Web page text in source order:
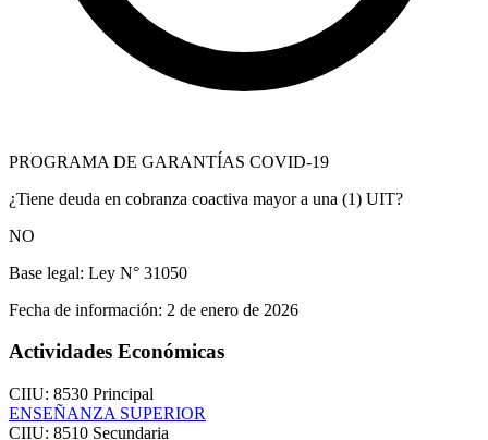
PROGRAMA DE GARANTÍAS COVID-19
¿Tiene deuda en cobranza coactiva mayor a una (1) UIT?
NO
Base legal: Ley N° 31050
Fecha de información: 2 de enero de 2026
Actividades Económicas
CIIU: 8530 Principal
ENSEÑANZA SUPERIOR
CIIU: 8510 Secundaria